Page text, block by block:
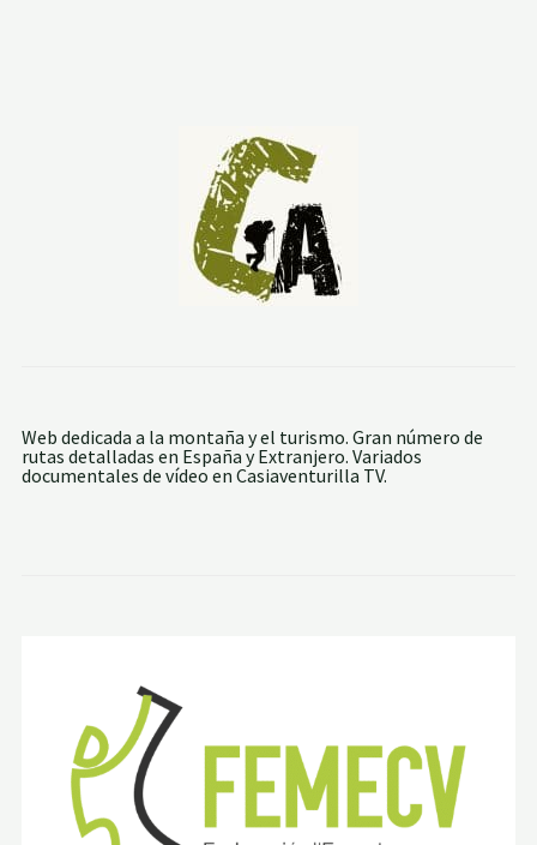
Web dedicada a la montaña y el turismo. Gran número de
rutas detalladas en España y Extranjero. Variados
documentales de vídeo en Casiaventurilla TV.